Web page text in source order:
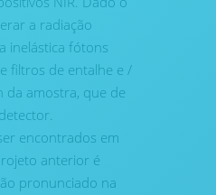
a radiação
inelástica fótons
filtros de entalhe e /
da amostra, que de
encontrados em
anterior é
pronunciado na